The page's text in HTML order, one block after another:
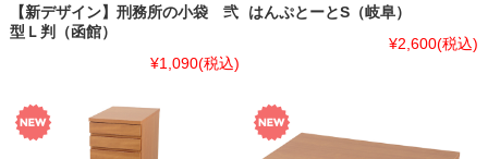
【新デザイン】刑務所の小袋 弐
型Ｌ判（函館）
¥1,090(税込)
はんぷとーとS（岐阜）
¥2,600(税込)